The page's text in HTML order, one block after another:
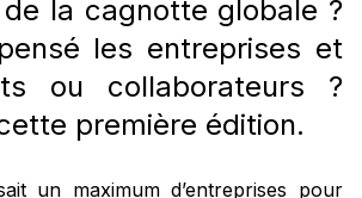
la cagnotte globale ?
les entreprises et
ou collaborateurs ?
première édition.
un maximum d’entreprises pour